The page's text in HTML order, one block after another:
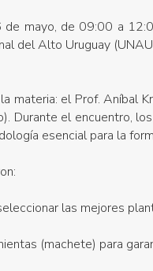
mayo, de 09:00 a
del Alto Uruguay
materia: el Prof. Aníbal
Durante el encuentro,
esencial para la
las mejores
(machete) para